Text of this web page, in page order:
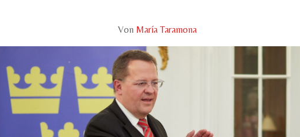
Von María Taramona